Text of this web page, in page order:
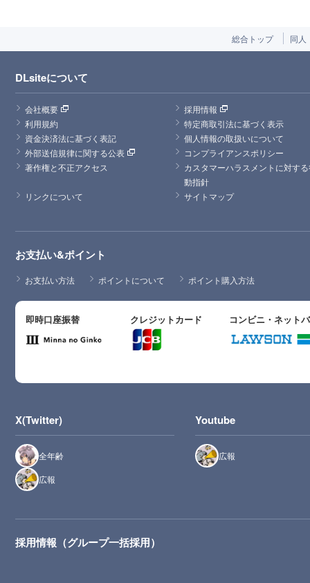
総合トップ 同人
DLsiteについて
会社概要
採用情報
利用規約
特定商取引法に基づく表示
資金決済法に基づく表記
個人情報の取扱いについて
外部送信規律に関する公表
コンプライアンスポリシー
著作権と不正アクセス
カスタマーハラスメントに対す
動指針
リンクについて
サイトマップ
お支払い&ポイント
お支払い方法 ポイントについて ポイント購入方法
即時口座振替 クレジットカード コンビニ・ネット
X(Twitter)
全年齢
広報
Youtube
広報
採用情報（グループ一括採用）